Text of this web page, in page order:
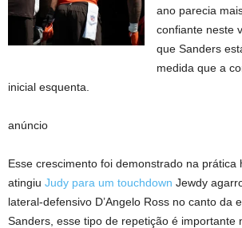
ano parecia
confiante neste
que Sanders
medida que a
inicial esquenta.
anúncio
Esse crescimento foi demonstrado na prática
atingiu Judy para um touchdown Jewdy
lateral-defensivo D’Angelo Ross no canto da
Sanders, esse tipo de repetição é importante